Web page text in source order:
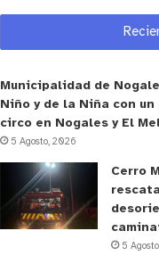
Municipalidad de
Niño y de la Niña con
circo en Nogales y El
5 Agosto, 2026
Cerro
5